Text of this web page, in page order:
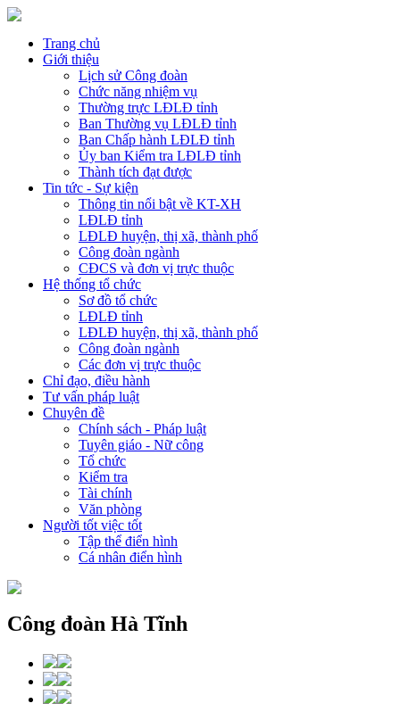
Trang chủ
Giới thiệu
Lịch sử Công đoàn
Chức năng nhiệm vụ
Thường trực LĐLĐ tỉnh
Ban Thường vụ LĐLĐ tỉnh
Ban Chấp hành LĐLĐ tỉnh
Ủy ban Kiểm tra LĐLĐ tỉnh
Thành tích đạt được
Tin tức - Sự kiện
Thông tin nổi bật về KT-XH
LĐLĐ tỉnh
LĐLĐ huyện, thị xã, thành phố
Công đoàn ngành
CĐCS và đơn vị trực thuộc
Hệ thống tổ chức
Sơ đồ tổ chức
LĐLĐ tỉnh
LĐLĐ huyện, thị xã, thành phố
Công đoàn ngành
Các đơn vị trực thuộc
Chỉ đạo, điều hành
Tư vấn pháp luật
Chuyên đề
Chính sách - Pháp luật
Tuyên giáo - Nữ công
Tổ chức
Kiểm tra
Tài chính
Văn phòng
Người tốt việc tốt
Tập thể điển hình
Cá nhân điển hình
Công đoàn Hà Tĩnh